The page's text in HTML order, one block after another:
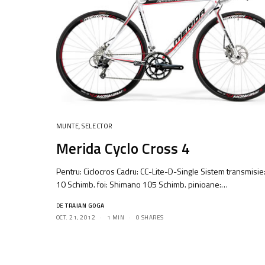
MUNTE,SELECTOR
Merida Cyclo Cross 4
Pentru: Ciclocros Cadru: CC-Lite-D-Single Sistem
10 Schimb. foi: Shimano 105 Schimb. pinioane:…
DE TRAIAN GOGA
OCT. 21, 2012
1 MIN 0 SHARES